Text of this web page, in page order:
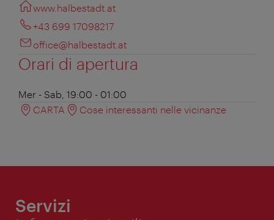
www.halbestadt.at
+43 699 17098217
office@halbestadt.at
Orari di apertura
Mer - Sab, 19:00 - 01:00
CARTA
Cose interessanti nelle vicinanze
Servizi